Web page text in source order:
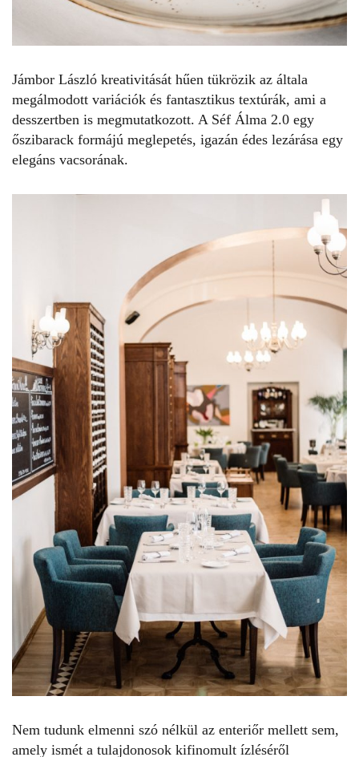
Jámbor László kreativitását hűen tükrözik az általa
megálmodott variációk és fantasztikus textúrák, ami a
desszertben is megmutatkozott. A Séf Álma 2.0 egy
őszibarack formájú meglepetés, igazán édes lezárása egy
elegáns vacsorának.
Nem tudunk elmenni szó nélkül az enteriőr mellett sem,
amely ismét a tulajdonosok kifinomult ízléséről